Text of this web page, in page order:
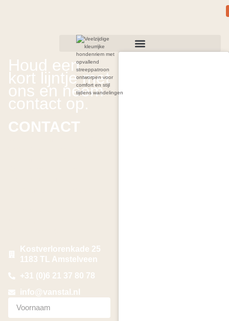
Houd een
kort lijntje met
ons en neem
contact op.
CONTACT
Kostverlorenkade 25
1183 TL Amstelveen
+31 (0)6 21 37 80 78
info@vanstal.nl